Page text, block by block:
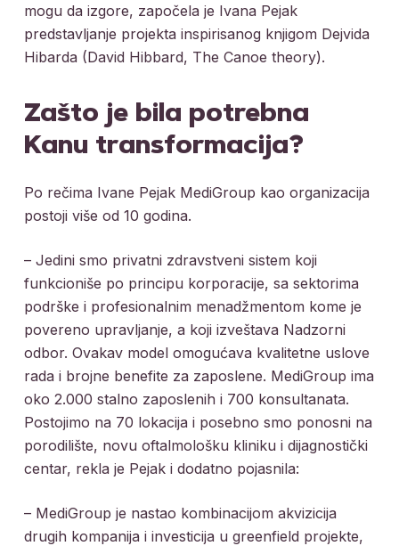
mogu da izgore, započela je Ivana Pejak
predstavljanje projekta inspirisanog knjigom Dejvida
Hibarda (David Hibbard, The Canoe theory).
Zašto je bila potrebna
Kanu transformacija?
Po rečima Ivane Pejak MediGroup kao organizacija
postoji više od 10 godina.
– Jedini smo privatni zdravstveni sistem koji
funkcioniše po principu korporacije, sa sektorima
podrške i profesionalnim menadžmentom kome je
povereno upravljanje, a koji izveštava Nadzorni
odbor. Ovakav model omogućava kvalitetne uslove
rada i brojne benefite za zaposlene. MediGroup ima
oko 2.000 stalno zaposlenih i 700 konsultanata.
Postojimo na 70 lokacija i posebno smo ponosni na
porodilište, novu oftalmološku kliniku i dijagnostički
centar, rekla je Pejak i dodatno pojasnila:
– MediGroup je nastao kombinacijom akvizicija
drugih kompanija i investicija u greenfield projekte,